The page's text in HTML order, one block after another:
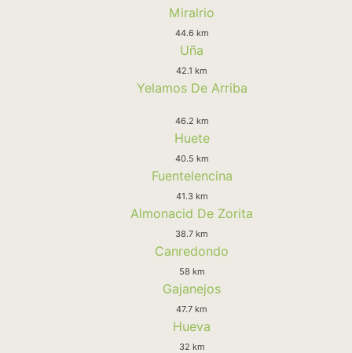
Miralrio
44.6 km
Uña
42.1 km
Yelamos De Arriba
46.2 km
Huete
40.5 km
Fuentelencina
41.3 km
Almonacid De Zorita
38.7 km
Canredondo
58 km
Gajanejos
47.7 km
Hueva
32 km